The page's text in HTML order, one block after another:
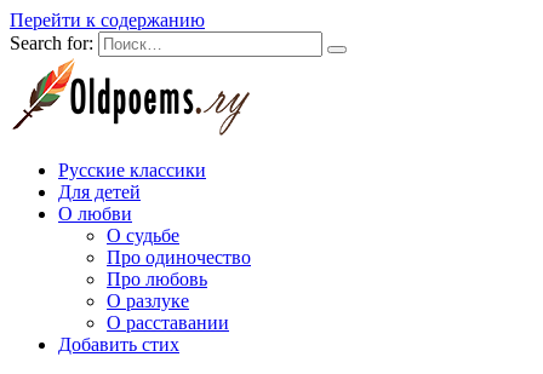
Перейти к содержанию
Search for:
Русские классики
Для детей
О любви
О судьбе
Про одиночество
Про любовь
О разлуке
О расставании
Добавить стих